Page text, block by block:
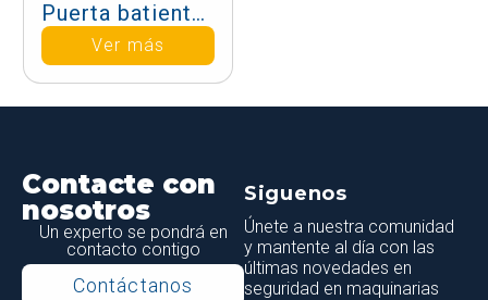
Puerta batiente JULIET
Ver más
Contacte con
nosotros
Un experto se pondrá en
contacto contigo
Contáctanos
Siguenos
Únete a nuestra comunidad
y mantente al día con las
últimas novedades en
seguridad en maquinarias